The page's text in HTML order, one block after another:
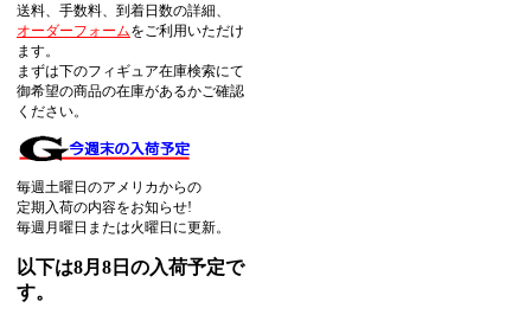
送料、手数料、到着日数の詳細、
オーダーフォームをご利用いただけ
ます。
まずは下のフィギュア在庫検索にて
御希望の商品の在庫があるかご確認
ください。
毎週土曜日のアメリカからの
定期入荷の内容をお知らせ!
毎週月曜日または火曜日に更新。
以下は8月8日の入荷予定で
す。